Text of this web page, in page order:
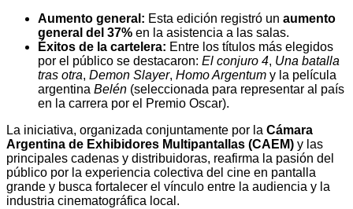
Aumento general: Esta edición registró un aumento
general del 37% en la asistencia a las salas.
Éxitos de la cartelera: Entre los títulos más elegidos
por el público se destacaron: El conjuro 4, Una batalla
tras otra, Demon Slayer, Homo Argentum y la película
argentina Belén (seleccionada para representar al país
en la carrera por el Premio Oscar).
La iniciativa, organizada conjuntamente por la Cámara
Argentina de Exhibidores Multipantallas (CAEM) y las
principales cadenas y distribuidoras, reafirma la pasión del
público por la experiencia colectiva del cine en pantalla
grande y busca fortalecer el vínculo entre la audiencia y la
industria cinematográfica local.